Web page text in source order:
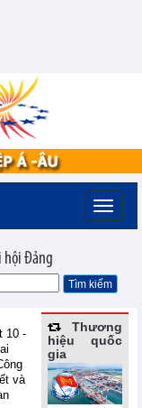
hội Đảng
10 -
và
Thương
hiệu quốc
gia